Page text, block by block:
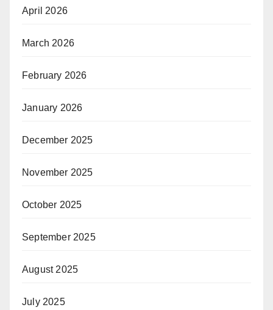
April 2026
March 2026
February 2026
January 2026
December 2025
November 2025
October 2025
September 2025
August 2025
July 2025